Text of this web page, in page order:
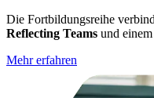
Die Fortbildungsreihe
Reflecting Teams und
Mehr erfahren